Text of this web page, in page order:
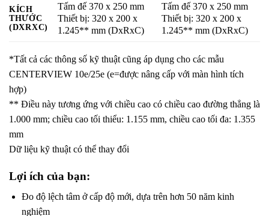
KÍCH
THƯỚC
(DXRXC)
Tấm đế 370 x 250 mm
Thiết bị: 320 x 200 x
1.245** mm (DxRxC)
Tấm đế 370 x 250 mm
Thiết bị: 320 x 200 x
1.245** mm (DxRxC)
*Tất cả các thông số kỹ thuật cũng áp dụng cho các mẫu
CENTERVIEW 10e/25e (e=được nâng cấp với màn hình tích
hợp)
** Điều này tương ứng với chiều cao có chiều cao đường thẳng là
1.000 mm; chiều cao tối thiểu: 1.155 mm, chiều cao tối đa: 1.355
mm
Dữ liệu kỹ thuật có thể thay đổi
Lợi ích của bạn:
Đo độ lệch tâm ở cấp độ mới, dựa trên hơn 50 năm kinh
nghiệm